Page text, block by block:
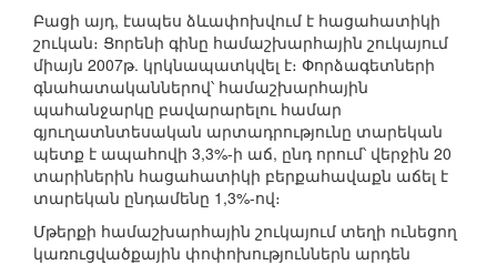
Բացի այդ, էապես ձևափոխվում է հացահատիկի
շուկան։ Ցորենի գինը համաշխարհային շուկայում
միայն 2007թ. կրկնապատկվել է։ Փորձագետների
գնահատականներով՝ համաշխարհային
պահանջարկը բավարարելու համար
գյուղատնտեսական արտադրությունը տարեկան
պետք է ապահովի 3,3%-ի աճ, ընդ որում՝ վերջին 20
տարիներին հացահատիկի բերքահավաքն աճել է
տարեկան ընդամենը 1,3%-ով։
Մթերքի համաշխարհային շուկայում տեղի ունեցող
կառուցվածքային փոփոխություններն արդեն